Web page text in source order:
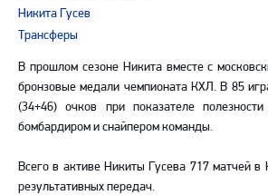
Никита Гусев
Трансферы
В прошлом сезоне Никита вместе с
бронзовые медали чемпионата КХЛ. В 85
(34+46) очков при показателе
бомбардиром и снайпером команды.
Всего в активе Никиты Гусева 717 матчей
результативных передач.